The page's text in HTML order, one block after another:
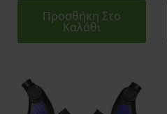
Προσθήκη Στο
Καλάθι